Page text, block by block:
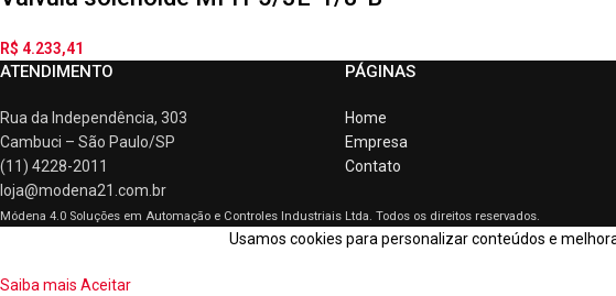
R$ 4.233,41
ATENDIMENTO
Rua da Independência, 303
Cambuci – São Paulo/SP
(11) 4228-2011
loja@modena21.com.br
PÁGINAS
Home
Empresa
Contato
Módena 4.0 Soluções em Automação e Controles Industriais Ltda. Todos os direitos reservados.
Usamos cookies para personalizar conteúdos e
Saiba mais Aceitar